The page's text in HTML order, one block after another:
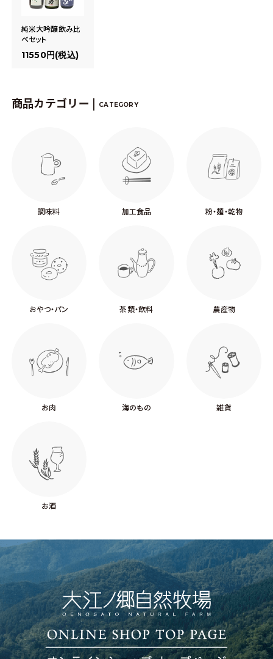
純米大吟醸飲み比
べセット
11550円(税込)
商品カテゴリー | CATEGORY
調味料 加工食品 粉・麺・乾物
おやつ・パン 茶類・飲料 農産物
お肉 海のもの 雑貨
お酒